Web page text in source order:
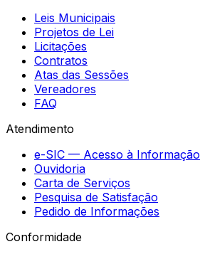
Leis Municipais
Projetos de Lei
Licitações
Contratos
Atas das Sessões
Vereadores
FAQ
Atendimento
e-SIC — Acesso à Informação
Ouvidoria
Carta de Serviços
Pesquisa de Satisfação
Pedido de Informações
Conformidade